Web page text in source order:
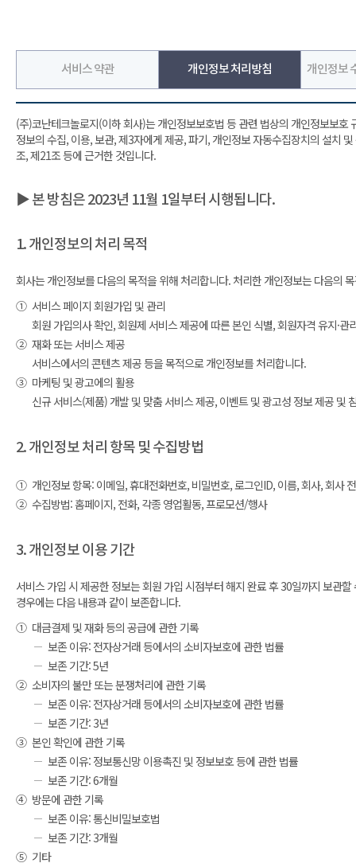
서비스 약관 개인정보 처리방침 개인정보
(주)코난테크놀로지(이하 회사)는 개인정보보호법 등 관련 법상의 개인정보보
정보의 수집, 이용, 보관, 제3자에게 제공, 파기, 개인정보 자동수집장치의 설치
조, 제21조 등에 근거한 것입니다.
▶ 본 방침은 2023년 11월 1일부터 시행됩니다.
1. 개인정보의 처리 목적
회사는 개인정보를 다음의 목적을 위해 처리합니다. 처리한 개인정보는 다음의
① 서비스 페이지 회원가입 및 관리
회원 가입의사 확인, 회원제 서비스 제공에 따른 본인 식별, 회원자격 유지·
② 재화 또는 서비스 제공
서비스에서의 콘텐츠 제공 등을 목적으로 개인정보를 처리합니다.
③ 마케팅 및 광고에의 활용
신규 서비스(제품) 개발 및 맞춤 서비스 제공, 이벤트 및 광고성 정보 제공
2. 개인정보 처리 항목 및 수집방법
① 개인정보 항목: 이메일, 휴대전화번호, 비밀번호, 로그인ID, 이름, 회사, 회사
② 수집방법: 홈페이지, 전화, 각종 영업활동, 프로모션/행사
3. 개인정보 이용 기간
서비스 가입 시 제공한 정보는 회원 가입 시점부터 해지 완료 후 30일까지 보관
경우에는 다음 내용과 같이 보존합니다.
① 대금결제 및 재화 등의 공급에 관한 기록
보존 이유: 전자상거래 등에서의 소비자보호에 관한 법률
보존 기간: 5년
② 소비자의 불만 또는 분쟁처리에 관한 기록
보존 이유: 전자상거래 등에서의 소비자보호에 관한 법률
보존 기간: 3년
③ 본인 확인에 관한 기록
보존 이유: 정보통신망 이용촉진 및 정보보호 등에 관한 법률
보존 기간: 6개월
④ 방문에 관한 기록
보존 이유: 통신비밀보호법
보존 기간: 3개월
⑤ 기타